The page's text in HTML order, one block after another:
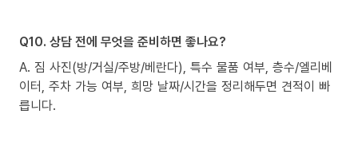
Q10. 상담 전에 무엇을 준비하면 좋나요?
A. 짐 사진(방/거실/주방/베란다), 특수 물품 여부, 층수/엘리베
이터, 주차 가능 여부, 희망 날짜/시간을 정리해두면 견적이 빠
릅니다.